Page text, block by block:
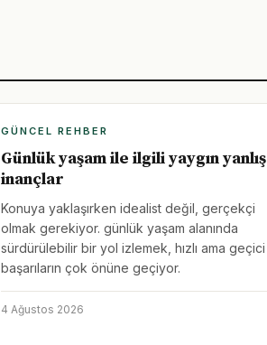
GÜNCEL REHBER
Günlük yaşam ile ilgili yaygın yanlış
inançlar
Konuya yaklaşırken idealist değil, gerçekçi
olmak gerekiyor. günlük yaşam alanında
sürdürülebilir bir yol izlemek, hızlı ama geçici
başarıların çok önüne geçiyor.
4 Ağustos 2026